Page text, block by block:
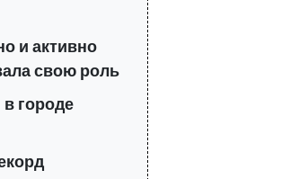
и активно
свою роль
городе